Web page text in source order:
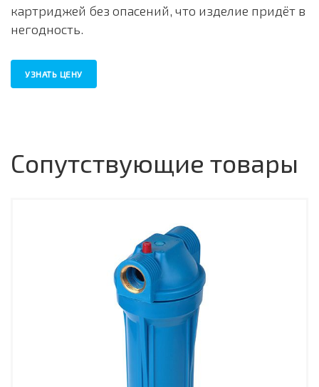
картриджей без опасений, что изделие придёт в
негодность.
УЗНАТЬ ЦЕНУ
Сопутствующие товары